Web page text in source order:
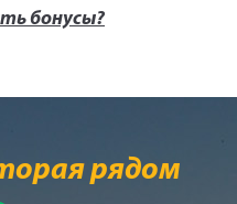
бонусы?
рядом